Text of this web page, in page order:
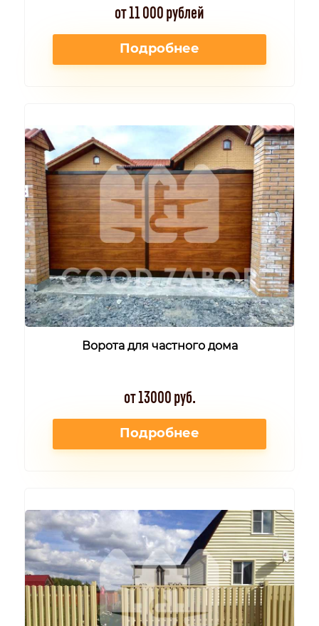
от 11 000 рублей
Подробнее
Ворота для частного дома
от 13000 руб.
Подробнее